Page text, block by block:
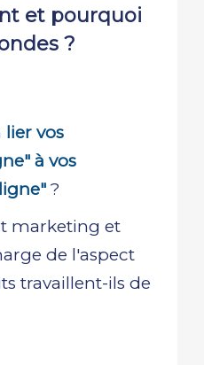
et pourquoi
?
lier vos
à vos
?
marketing et
de l'aspect
travaillent-ils de